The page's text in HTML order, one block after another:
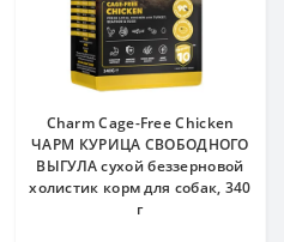
Charm Cage-Free Chicken
ЧАРМ КУРИЦА СВОБОДНОГО
ВЫГУЛА сухой беззерновой
холистик корм для собак, 340
г